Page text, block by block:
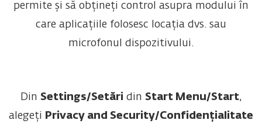
permite și să obțineți control asupra modului în
care aplicațiile folosesc locația dvs. sau
microfonul dispozitivului.
Din Settings/Setări din Start Menu/Start,
alegeți Privacy and Security/Confidențialitate